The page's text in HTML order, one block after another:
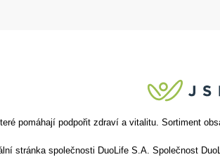
pomáhají podpořit zdraví a vitalitu. Sortiment
stránka společnosti DuoLife S.A. Společnost